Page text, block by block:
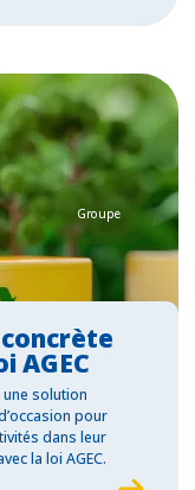
Groupe
AGEC
solution
pour
dans leur
la loi AGEC.